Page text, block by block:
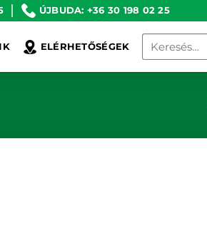
ÚJBUDA: +36 30 198 02 25
ELÉRHETŐSÉGEK
Keresés
következőre: